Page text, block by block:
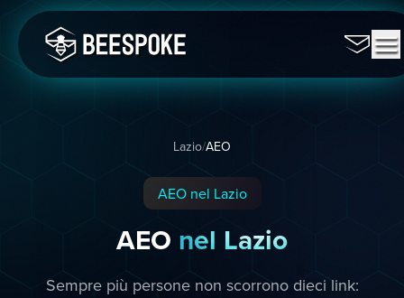
Lazio/AEO
AEO nel Lazio
AEO nel Lazio
Sempre più persone non scorrono dieci link: